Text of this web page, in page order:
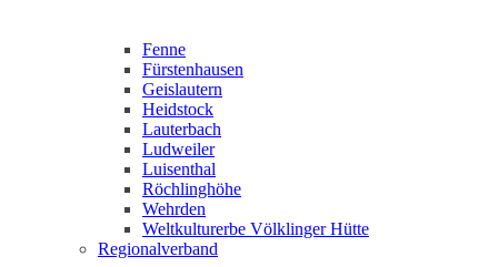
Fenne
Fürstenhausen
Geislautern
Heidstock
Lauterbach
Ludweiler
Luisenthal
Röchlinghöhe
Wehrden
Weltkulturerbe Völklinger Hütte
Regionalverband